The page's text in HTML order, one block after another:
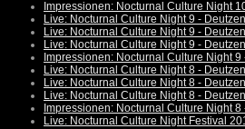
Impressionen: Nocturnal Culture Night
Live: Nocturnal Culture Night 9 -
Live: Nocturnal Culture Night 9 -
Live: Nocturnal Culture Night 9 -
Impressionen: Nocturnal Culture Night
Live: Nocturnal Culture Night 8 -
Live: Nocturnal Culture Night 8 -
Live: Nocturnal Culture Night 8 -
Impressionen: Nocturnal Culture Night
Live: Nocturnal Culture Night Festival